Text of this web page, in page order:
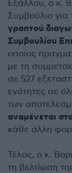
Εξάλλου, ο κ.
Συμβούλιο για
γραπτού
Συμβουλίου
οποίος
με τη
σε 527
ενότητες σε
των
αναμένεται
κάθε άλλη
Τέλος, ο κ.
τη βελτίωση